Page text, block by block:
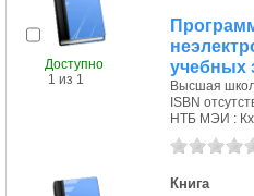
Доступно
1 из 1
учебных
Высшая
ISBN
НТБ МЭИ : Кх
Книга